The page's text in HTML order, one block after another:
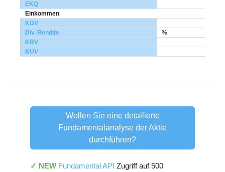
EKQ
Einkommen
KGV
Div. Rendite
%
KBV
KUV
Wollen Sie eine detailierte
Fundamentalanalyse der Aktie
durchführen?
✓ NEW Fundamental API Zugriff auf 500